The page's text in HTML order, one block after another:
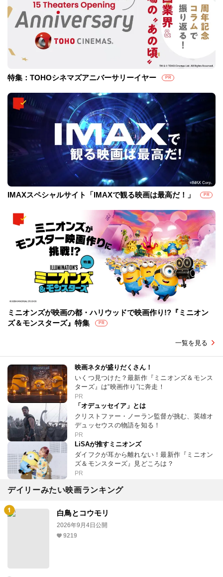
特集：TOHOシネマズアニバーサリーイヤー PR
IMAXスペシャルサイト「IMAXで観る映画は最高だ！」 PR
ミニオンズが映画の都・ハリウッドで映画作り!?『ミニオン
ズ＆モンスターズ』特集
PR
一覧を見る
映画ネタが盛りだくさん！
いくつ見つけた？最新作『ミニオンズ＆モンス
ターズ』は“映画作り”に奔走！
PR
「オデュッセイア」とは
クリストファー・ノーラン監督が挑む、英雄オ
デュッセウスの物語を知る！
PR
LiSAが推すミニオンズ
ダイフクが耳から離れない！最新作『ミニオン
ズ＆モンスターズ』見どころは？
PR
デイリーみたい映画ランキング
白鳥とコウモリ
2026年9月4日公開
9219